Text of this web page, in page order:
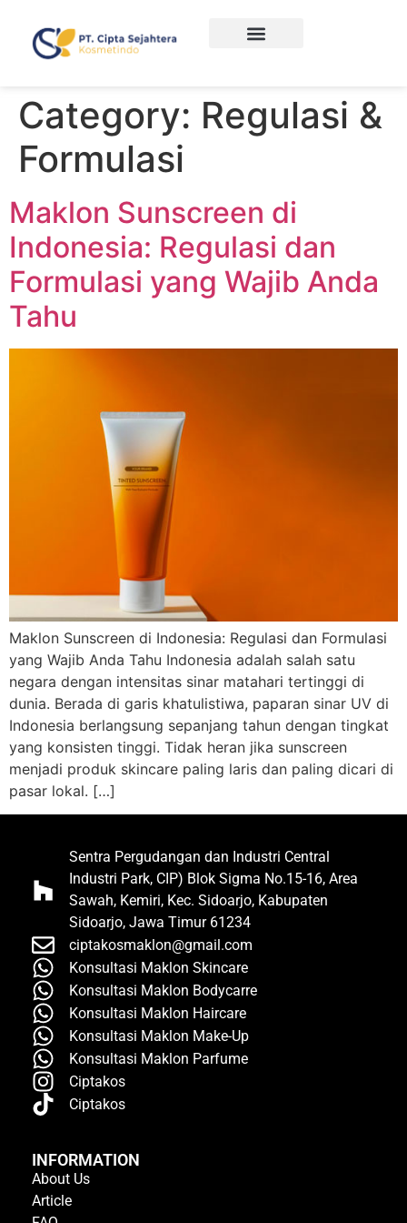
Category: Regulasi &
Formulasi
Maklon Sunscreen di
Indonesia: Regulasi dan
Formulasi yang Wajib Anda
Tahu
Maklon Sunscreen di Indonesia: Regulasi dan Formulasi
yang Wajib Anda Tahu Indonesia adalah salah satu
negara dengan intensitas sinar matahari tertinggi di
dunia. Berada di garis khatulistiwa, paparan sinar UV di
Indonesia berlangsung sepanjang tahun dengan tingkat
yang konsisten tinggi. Tidak heran jika sunscreen
menjadi produk skincare paling laris dan paling dicari di
pasar lokal. […]
Sentra Pergudangan dan Industri Central
Industri Park, CIP) Blok Sigma No.15-16, Area
Sawah, Kemiri, Kec. Sidoarjo, Kabupaten
Sidoarjo, Jawa Timur 61234
ciptakosmaklon@gmail.com
Konsultasi Maklon Skincare
Konsultasi Maklon Bodycarre
Konsultasi Maklon Haircare
Konsultasi Maklon Make-Up
Konsultasi Maklon Parfume
Ciptakos
Ciptakos
INFORMATION
About Us
Article